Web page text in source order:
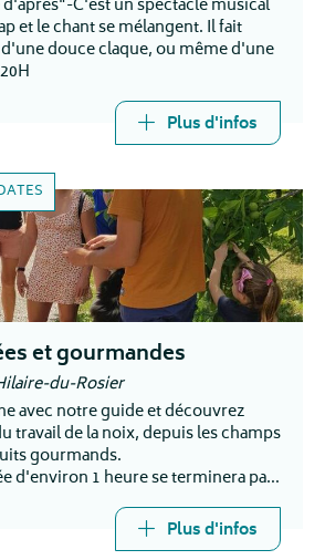
C'est un spectacle musical
et le chant se mélangent. Il fait
douce claque, ou même d'une
psy. A 20H
Plus d'infos
et gourmandes
du-Rosier
avec notre guide et découvrez
travail de la noix, depuis les champs
gourmands.
d'environ 1 heure se terminera par
nos spécialités .
Plus d'infos